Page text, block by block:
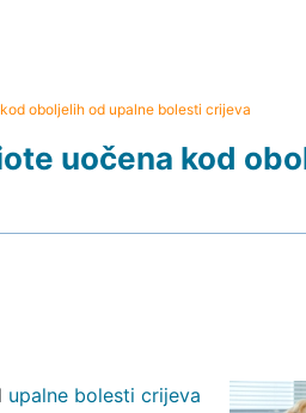
oboljelih od upalne bolesti crijeva
uočena kod
upalne bolesti crijeva